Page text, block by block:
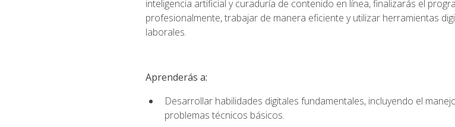
inteligencia artificial y curaduría de contenido en línea, finalizarás el
profesionalmente, trabajar de manera eficiente y utilizar herramientas
laborales.
Aprenderás a:
Desarrollar habilidades digitales fundamentales, incluyendo el
problemas técnicos básicos.